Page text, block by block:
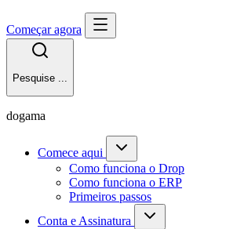
Começar agora
Pesquise ...
dogama
Comece aqui
Como funciona o Drop
Como funciona o ERP
Primeiros passos
Conta e Assinatura